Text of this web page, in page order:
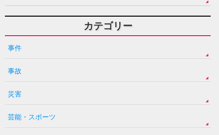
カテゴリー
事件
事故
災害
芸能・スポーツ